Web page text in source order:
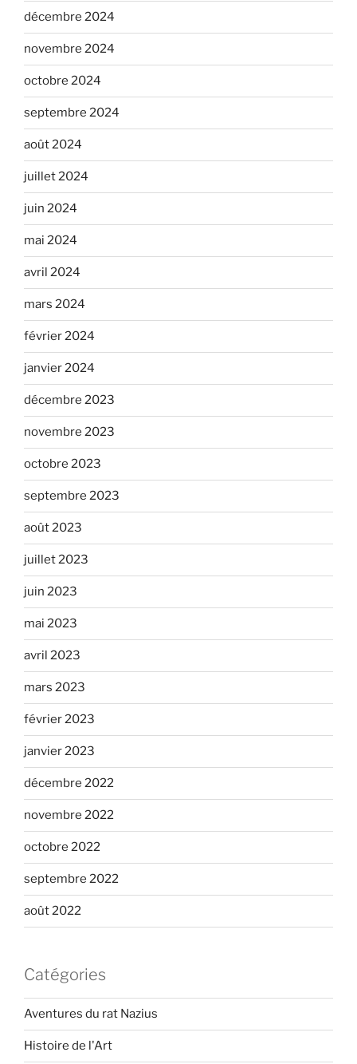
décembre 2024
novembre 2024
octobre 2024
septembre 2024
août 2024
juillet 2024
juin 2024
mai 2024
avril 2024
mars 2024
février 2024
janvier 2024
décembre 2023
novembre 2023
octobre 2023
septembre 2023
août 2023
juillet 2023
juin 2023
mai 2023
avril 2023
mars 2023
février 2023
janvier 2023
décembre 2022
novembre 2022
octobre 2022
septembre 2022
août 2022
Catégories
Aventures du rat Nazius
Histoire de l'Art